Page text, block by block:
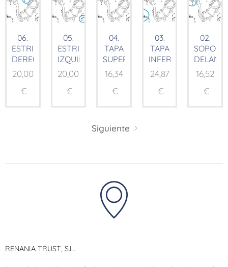
06.
ESTRIBERA
DERECHA
20,00
€
05.
ESTRIBERA
IZQUIERDA
20,00
€
04.
TAPA
SUPERIOR
16,34
€
03.
TAPA
INFERIOR
24,87
€
02.
16,52
€
Siguiente
RENANIA TRUST, S.L.